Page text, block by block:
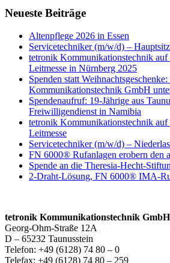
Neueste Beiträge
Altenpflege 2026 in Essen
Servicetechniker (m/w/d) –
tetronik Kommunikationstechnik auf
Leitmesse in Nürnberg 2025
Spenden statt
Kommunikationstechnik GmbH
Spendenaufruf: 19-Jährige aus
Freiwilligendienst in Namibia
tetronik Kommunikationstechnik auf
Leitmesse
Servicetechniker (m/w/d) –
FN 6000® Rufanlagen erobern den
Spende an die Theresia-Hecht-
2-Draht-Lösung, FN 6000® IMA-
tetronik Kommunikationstechnik GmbH
Georg-Ohm-Straße 12A
D – 65232 Taunusstein
Telefon: +49 (6128) 74 80 – 0
Telefax: +49 (6128) 74 80 – 259